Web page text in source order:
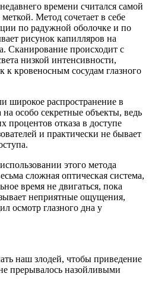
времени считался самой
Метод сочетает в себе
по радужной оболочке и по
рисунок капилляров на
Сканирование происходит с
низкой интенсивности,
к кровеносным сосудам глазного
широкое распространение в
на особо секретные объекты, ведь
процентов отказа в доступе
и практически не бывает
этого метода
сложная оптическая система,
время не двигаться, пока
неприятные ощущения,
осмотр глазного дна у
наш злодей, чтобы приведение
прерывалось назойливыми